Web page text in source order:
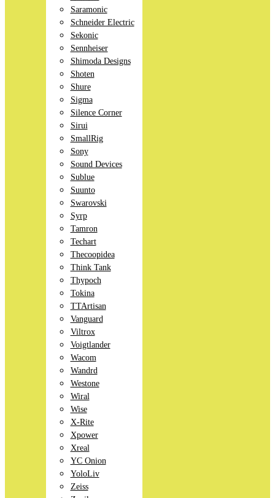
Saramonic
Schneider Electric
Sekonic
Sennheiser
Shimoda Designs
Shoten
Shure
Sigma
Silence Corner
Sirui
SmallRig
Sony
Sound Devices
Sublue
Suunto
Swarovski
Syrp
Tamron
Techart
Thecoopidea
Think Tank
Thypoch
Tokina
TTArtisan
Vanguard
Viltrox
Voigtlander
Wacom
Wandrd
Westone
Wiral
Wise
X-Rite
Xpower
Xreal
YC Onion
YoloLiv
Zeiss